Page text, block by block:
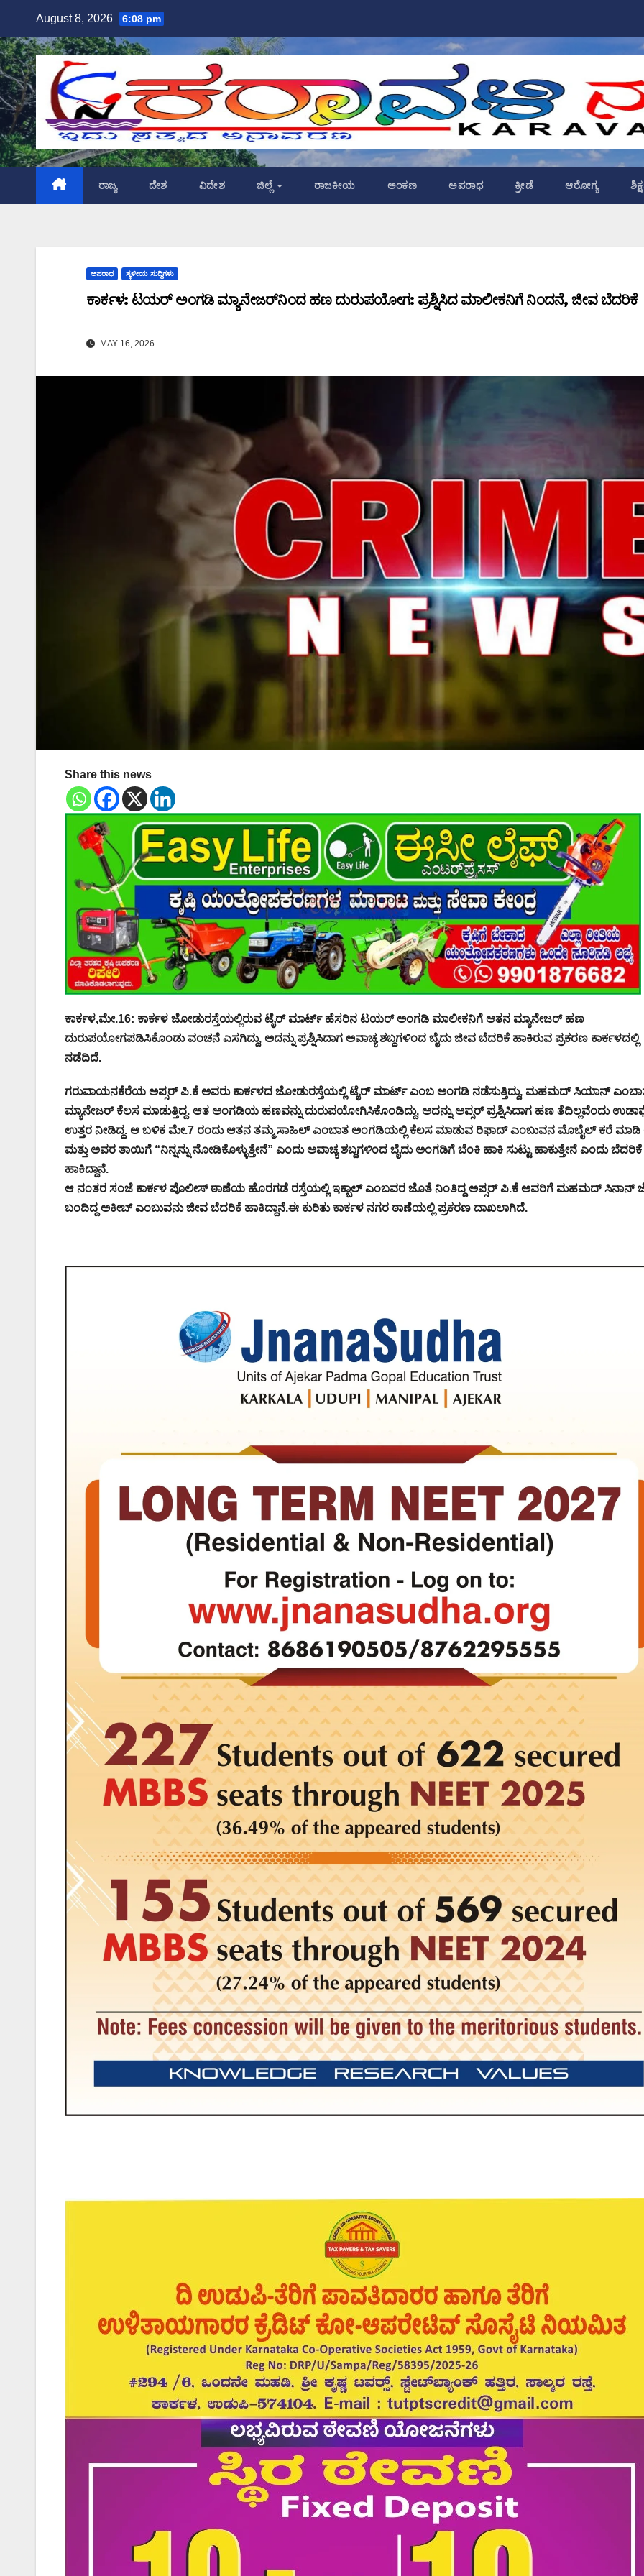
content
August 8, 2026 6:08 pm
ರಾಜ್ಯ ದೇಶ ವಿದೇಶ ಜಿಲ್ಲೆ ರಾಜಕೀಯ ಅಂಕಣ ಅಪರಾಧ ಕ್ರೀಡೆ ಆರೋಗ್ಯ
ಅಪರಾಧ ಸ್ಥಳೀಯ ಸುದ್ದಿಗಳು
ಕಾರ್ಕಳ: ಟಯರ್ ಅಂಗಡಿ ಮ್ಯಾನೇಜರ್‌ನಿಂದ ಹಣ ದುರುಪಯೋಗ: ಪ್ರಶ್ನಿಸಿದ ಮಾಲೀಕನಿಗೆ ನಿಂದನೆ, ಜೀವ ಬೆದರಿಕೆ
MAY 16, 2026
Share this news
ಕಾರ್ಕಳ,ಮೇ.16: ಕಾರ್ಕಳ ಜೋಡುರಸ್ತೆಯಲ್ಲಿರುವ ಟೈರ್ ಮಾರ್ಟ್ ಹೆಸರಿನ ಟಯರ್ ಅಂಗಡಿ ಮಾಲೀಕನಿಗೆ ಆತನ ಮ್ಯಾನೇಜರ್ ಹಣ
ದುರುಪಯೋಗಪಡಿಸಿಕೊಂಡು ವಂಚನೆ ಎಸಗಿದ್ದು, ಅದನ್ನು ಪ್ರಶ್ನಿಸಿದಾಗ ಅವಾಚ್ಯ ಶಬ್ದಗಳಿಂದ ಬೈದು ಜೀವ ಬೆದರಿಕೆ ಹಾಕಿರುವ ಪ್ರಕರಣ ಕಾರ್ಕಳದಲ್ಲಿ
ನಡೆದಿದೆ.
ಗರುವಾಯನಕೆರೆಯ ಅಪ್ಸರ್ ಪಿ.ಕೆ ಅವರು ಕಾರ್ಕಳದ ಜೋಡುರಸ್ತೆಯಲ್ಲಿ ಟೈರ್ ಮಾರ್ಟ್ ಎಂಬ ಅಂಗಡಿ ನಡೆಸುತ್ತಿದ್ದು, ಮಹಮದ್ ಸಿಯಾನ್
ಮ್ಯಾನೇಜರ್ ಕೆಲಸ ಮಾಡುತ್ತಿದ್ದ. ಆತ ಅಂಗಡಿಯ ಹಣವನ್ನು ದುರುಪಯೋಗಿಸಿಕೊಂಡಿದ್ದು, ಅದನ್ನು ಅಪ್ಸರ್ ಪ್ರಶ್ನಿಸಿದಾಗ ಹಣ ತೆದಿಲ್ಲವೆಂದು
ಉತ್ತರ ನೀಡಿದ್ದ. ಆ ಬಳಿಕ ಮೇ.7 ರಂದು ಆತನ ತಮ್ಮ ಸಾಹಿಲ್ ಎಂಬಾತ ಅಂಗಡಿಯಲ್ಲಿ ಕೆಲಸ ಮಾಡುವ ರಿಫಾದ್ ಎಂಬುವನ ಮೊಬೈಲ್ ಕರೆ ಮಾಡಿ
ಮತ್ತು ಅವರ ತಾಯಿಗೆ “ನಿನ್ನನ್ನು ನೋಡಿಕೊಳ್ಳುತ್ತೇನೆ” ಎಂದು ಅವಾಚ್ಯ ಶಬ್ದಗಳಿಂದ ಬೈದು ಅಂಗಡಿಗೆ ಬೆಂಕಿ ಹಾಕಿ ಸುಟ್ಟು ಹಾಕುತ್ತೇನೆ ಎಂದು ಬೆದರಿಕೆ
ಹಾಕಿದ್ದಾನೆ.
ಆ ನಂತರ ಸಂಜೆ ಕಾರ್ಕಳ ಪೊಲೀಸ್ ಠಾಣೆಯ ಹೊರಗಡೆ ರಸ್ತೆಯಲ್ಲಿ ಇಕ್ಬಾಲ್ ಎಂಬವರ ಜೊತೆ ನಿಂತಿದ್ದ ಅಪ್ಸರ್ ಪಿ.ಕೆ ಅವರಿಗೆ ಮಹಮದ್ ಸಿನಾನ್
ಬಂದಿದ್ದ ಅಕೀಬ್ ಎಂಬುವನು ಜೀವ ಬೆದರಿಕೆ ಹಾಕಿದ್ದಾನೆ.ಈ ಕುರಿತು ಕಾರ್ಕಳ ನಗರ ಠಾಣೆಯಲ್ಲಿ ಪ್ರಕರಣ ದಾಖಲಾಗಿದೆ.